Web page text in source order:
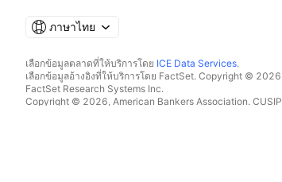
ภาษาไทย
เลือกข้อมูลตลาดที่ให้บริการโดย ICE Data Services.
เลือกข้อมูลอ้างอิงที่ให้บริการโดย FactSet. Copyright © 2026
FactSet Research Systems Inc.
Copyright © 2026, American Bankers Association. CUSIP